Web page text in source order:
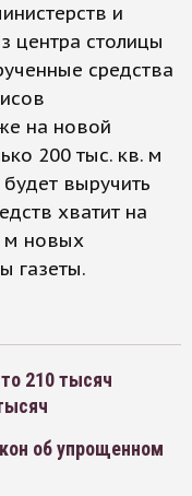
и
центра столицы
средства
на новой
200 тыс. кв. м
выручить
хватит на
м новых
газеты.
210 тысяч
об упрощенном